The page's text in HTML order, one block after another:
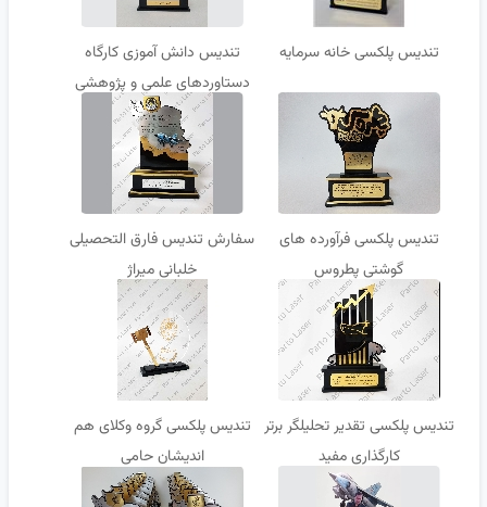
تندیس پلکسی خانه سرمایه
تندیس دانش آموزی کارگاه
دستاوردهای علمی و پژوهشی
فرزانگان
تندیس پلکسی فرآورده های
گوشتی پطروس
سفارش تندیس فارق التحصیلی
خلبانی میراژ
تندیس پلکسی تقدیر تحلیلگر برتر
کارگذاری مفید
تندیس پلکسی گروه وکلای هم
اندیشان حامی